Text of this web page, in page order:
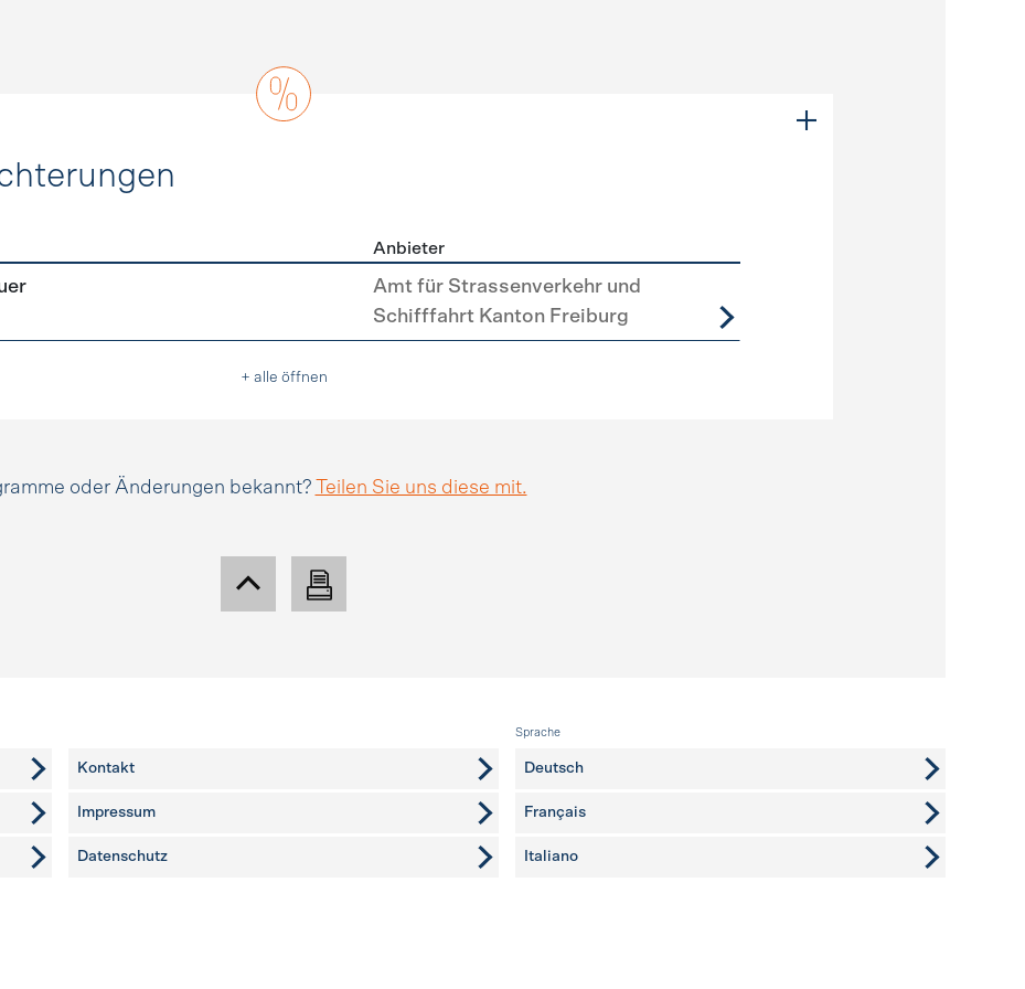
Anbieter
Amt für Strassenverkehr und
Schifffahrt Kanton Freiburg
+ alle öffnen
oder Änderungen bekannt? Teilen Sie uns diese mit.
Kontakt
Impressum
Datenschutz
Sprache
Deutsch
Français
Italiano